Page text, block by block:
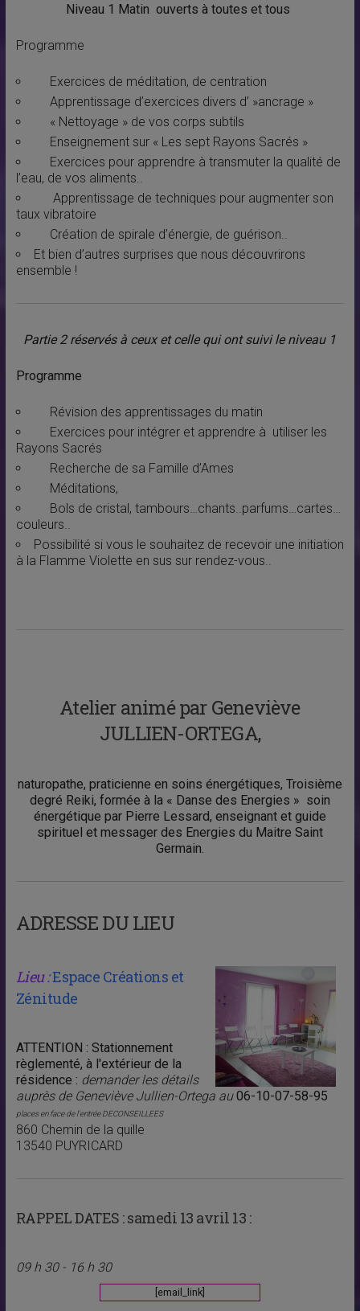
Niveau 1 Matin ouverts à toutes et tous
Programme
Exercices de méditation, de centration
Apprentissage d’exercices divers d’ »ancrage »
« Nettoyage » de vos corps subtils
Enseignement sur « Les sept Rayons Sacrés »
Exercices pour apprendre à transmuter la qualité de
l’eau, de vos aliments..
Apprentissage de techniques pour augmenter son
taux vibratoire
Création de spirale d’énergie, de guérison..
Et bien d’autres surprises que nous découvrirons
ensemble !
Partie 2 réservés à ceux et celle qui ont suivi le niveau 1
Programme
Révision des apprentissages du matin
Exercices pour intégrer et apprendre à utiliser les
Rayons Sacrés
Recherche de sa Famille d’Ames
Méditations,
Bols de cristal, tambours…chants..parfums…cartes…
couleurs..
Possibilité si vous le souhaitez de recevoir une initiation
à la Flamme Violette en sus sur rendez-vous..
Atelier animé par Geneviève
JULLIEN-ORTEGA,
naturopathe, praticienne en soins énergétiques, Troisième
degré Reiki, formée à la « Danse des Energies » soin
énergétique par Pierre Lessard, enseignant et guide
spirituel et messager des Energies du Maitre Saint
Germain.
ADRESSE DU LIEU
Lieu :Espace Créations et
Zénitude
ATTENTION : Stationnement
règlementé, à l'extérieur de la
résidence : demander les détails
auprès de Geneviève Jullien-Ortega au06-10-07-58-95
places en face de l'entrée DECONSEILLEES
860 Chemin de la quille
13540 PUYRICARD
RAPPEL DATES :samedi 13 avril 13 :
09 h 30 - 16 h 30
[email_link]